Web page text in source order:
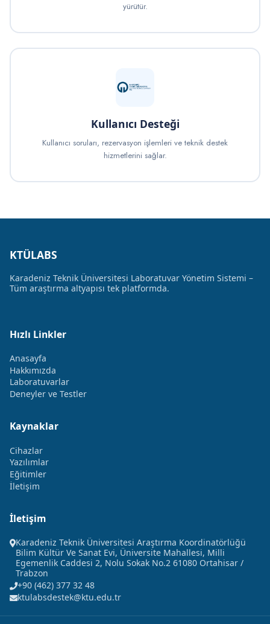
yürütür.
Kullanıcı Desteği
Kullanıcı soruları, rezervasyon işlemleri ve teknik destek
hizmetlerini sağlar.
KTÜLABS
Karadeniz Teknik Üniversitesi Laboratuvar Yönetim Sistemi –
Tüm araştırma altyapısı tek platformda.
Hızlı Linkler
Anasayfa
Hakkımızda
Laboratuvarlar
Deneyler ve Testler
Kaynaklar
Cihazlar
Yazılımlar
Eğitimler
İletişim
İletişim
Karadeniz Teknik Üniversitesi Araştırma Koordinatörlüğü
Bilim Kültür Ve Sanat Evi, Üniversite Mahallesi, Milli
Egemenlik Caddesi 2, Nolu Sokak No.2 61080 Ortahisar /
Trabzon
+90 (462) 377 32 48
ktulabsdestek@ktu.edu.tr